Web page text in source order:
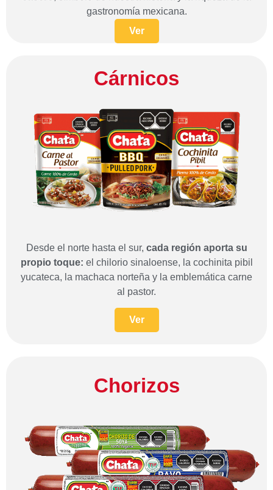
gastronomía mexicana.
Ver
Cárnicos
Desde el norte hasta el sur, cada región aporta su
propio toque: el chilorio sinaloense, la cochinita pibil
yucateca, la machaca norteña y la emblemática carne
al pastor.
Ver
Chorizos